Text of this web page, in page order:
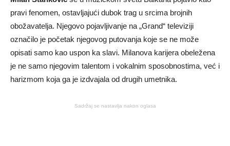
pravi fenomen, ostavljajući dubok trag u srcima brojnih
obožavatelja. Njegovo pojavljivanje na „Grand“ televiziji
označilo je početak njegovog putovanja koje se ne može
opisati samo kao uspon ka slavi. Milanova karijera obeležena
je ne samo njegovim talentom i vokalnim sposobnostima, već i
harizmom koja ga je izdvajala od drugih umetnika.
Sadržaj se nastavlja nakon oglasa